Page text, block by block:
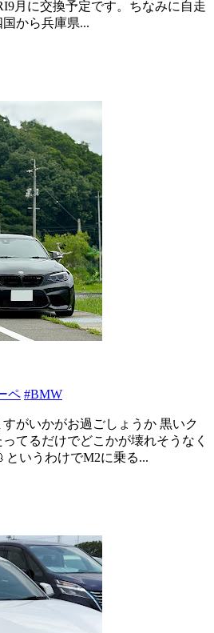
月に交換予定です。ちなみに自走
から兵庫県...
ペ #BMW
がいかがお過ごしょうか 黒いク
てるだけでどこかが壊れそうなく
というわけでM2に乗る...